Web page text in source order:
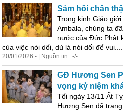
Sám hối chân
Trong kinh Giáo
Ambala, chúng ta
nước của Đức Phật
của việc nói dối, dù là nói dối để vui....
20/01/2026 - | Nguồn tin : -/-
GĐ Hương Sen
vọng kỷ niệm
Tối ngày 13/11 Ất
Hương Sen đã tran